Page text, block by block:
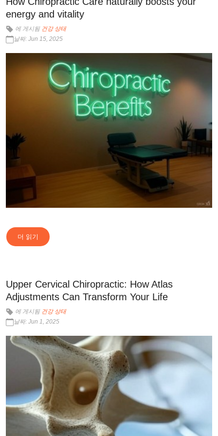
energy and vitality
에 게시됨 건강 상태
날짜: Jun 15, 2025
더 읽기
Upper Cervical Chiropractic: How Atlas
Adjustments Can Transform Your Life
에 게시됨 건강 상태
날짜: Jun 1, 2025